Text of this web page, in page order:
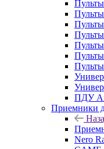
ПДУ
Приемники
Nero